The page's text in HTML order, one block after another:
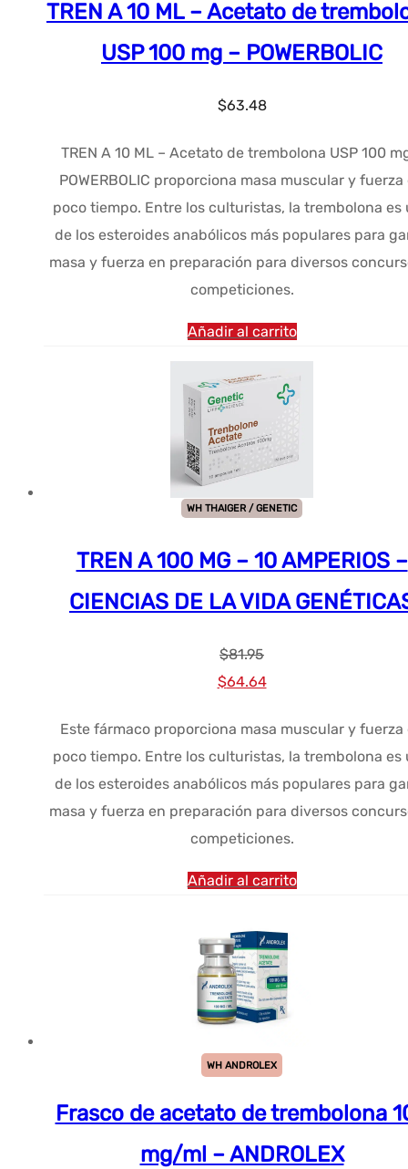
TREN A 10 ML – Acetato de
USP 100 mg – POWERBOLIC
$63.48
TREN A 10 ML – Acetato de trembolona USP 100
POWERBOLIC proporciona masa muscular y fuerza
poco tiempo. Entre los culturistas, la trembolona es
de los esteroides anabólicos más populares para
masa y fuerza en preparación para diversos
competiciones.
Añadir al carrito
WH THAIGER / GENETIC
TREN A 100 MG – 10 AMPERIOS –
CIENCIAS DE LA VIDA
$81.95
El
original
era:
$81.95.
$64.64El
actual
es:
$64.64.
Este fármaco proporciona masa muscular y fuerza
poco tiempo. Entre los culturistas, la trembolona es
de los esteroides anabólicos más populares para
masa y fuerza en preparación para diversos
competiciones.
Añadir al carrito
WH ANDROLEX
Frasco de acetato de trembolona
mg/ml – ANDROLEX